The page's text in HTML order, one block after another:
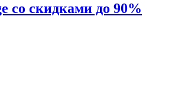
со скидками до 90%